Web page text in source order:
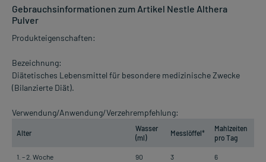
Gebrauchsinformationen zum Artikel Nestle Althera
Pulver
Produkteigenschaften:
Bezeichnung:
Diätetisches Lebensmittel für besondere medizinische Zwecke
(Bilanzierte Diät).
Verwendung/Anwendung/Verzehrempfehlung:
Alter
Wasser
(ml)
Messlöffel*
Mahlzeiten
pro Tag
1. – 2. Woche 90 3 6